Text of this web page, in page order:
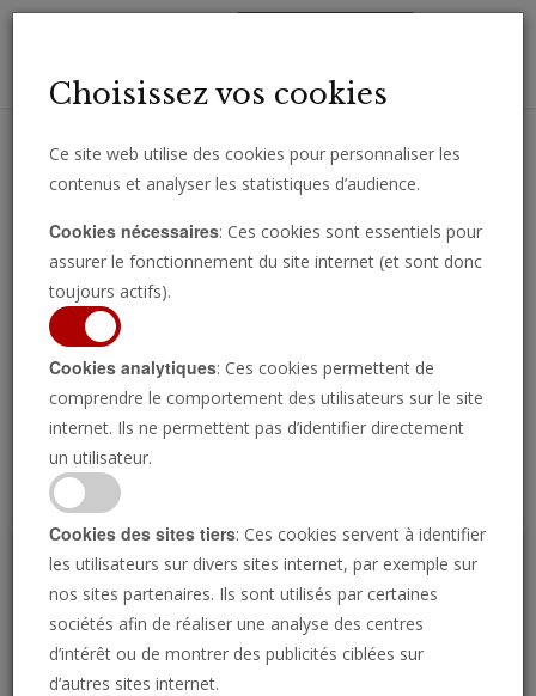
importantes directement par e-mail.
Regarder l’émission
P
Choisissez vos cookies
Ce site web utilise des cookies pour personnaliser les
contenus et analyser les statistiques d’audience.
Cookies nécessaires: Ces cookies sont essentiels pour
assurer le fonctionnement du site internet (et sont donc
toujours actifs).
Cookies analytiques: Ces cookies permettent de
comprendre le comportement des utilisateurs sur le site
internet. Ils ne permettent pas d’identifier directement
un utilisateur.
Cookies des sites tiers: Ces cookies servent à identifier
les utilisateurs sur divers sites internet, par exemple sur
nos sites partenaires. Ils sont utilisés par certaines
sociétés afin de réaliser une analyse des centres
d’intérêt ou de montrer des publicités ciblées sur
d’autres sites internet.